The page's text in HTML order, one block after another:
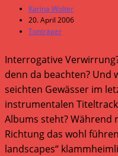
Beitrags-
Autor:
Karina Wolter
Beitrag
veröffentlicht:
20. April 2006
Beitrags-
Tonträger
Interrogative
denn da beachten? Und
seichten Gewässer im
instrumentalen
Albums steht? Während
Richtung das wohl
landscapes“